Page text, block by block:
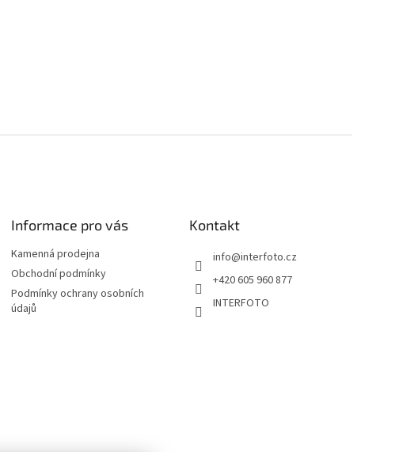
Informace pro vás
Kamenná prodejna
Obchodní podmínky
Podmínky ochrany osobních
údajů
Kontakt
info@interfoto.cz
+420 605 960 877
INTERFOTO